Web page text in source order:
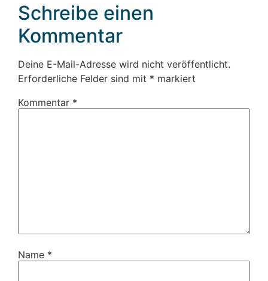
Schreibe einen
Kommentar
Deine E-Mail-Adresse wird nicht veröffentlicht.
Erforderliche Felder sind mit * markiert
Kommentar *
Name *